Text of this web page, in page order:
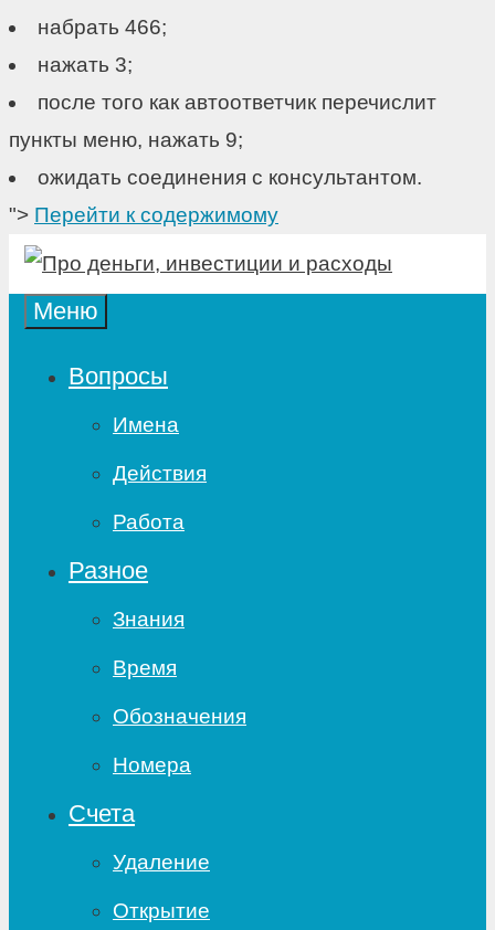
набрать 466;
нажать 3;
после того как автоответчик перечислит
пункты меню, нажать 9;
ожидать соединения с консультантом.
"> Перейти к содержимому
Меню
Вопросы
Имена
Действия
Работа
Разное
Знания
Время
Обозначения
Номера
Счета
Удаление
Открытие